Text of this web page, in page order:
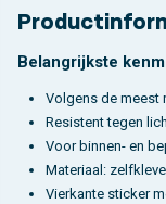
Belangrijkste
Volgens de meest
Resistent tegen
Voor binnen- en
Materiaal:
Vierkante sticker